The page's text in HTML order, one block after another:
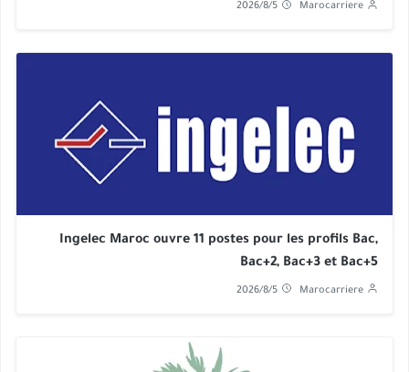
Marocarriere
2026/8/5
Ingelec Maroc ouvre 11 postes pour les profils Bac,
Bac+2, Bac+3 et Bac+5
Marocarriere
2026/8/5